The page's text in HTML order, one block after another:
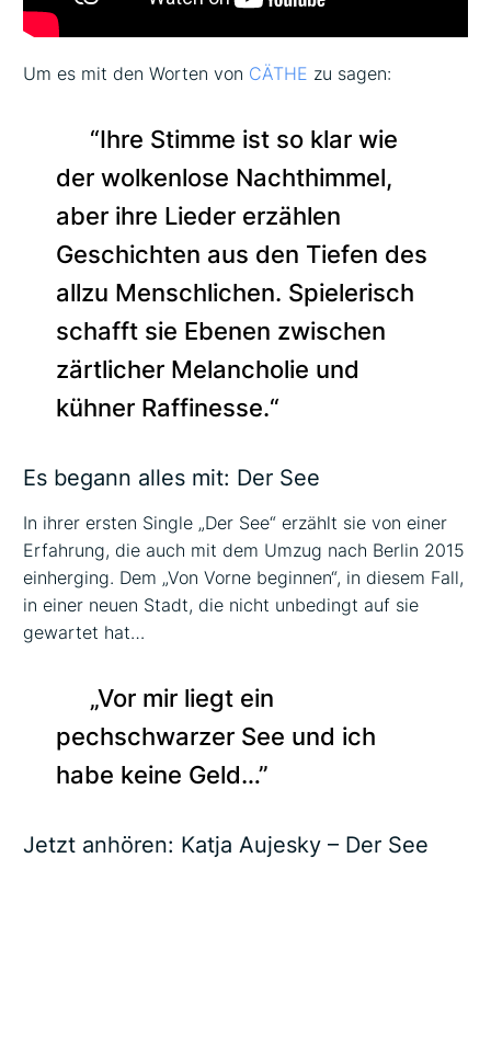
Um es mit den Worten von CÄTHE zu sagen:
“Ihre Stimme ist so klar wie
der wolkenlose Nachthimmel,
aber ihre Lieder erzählen
Geschichten aus den Tiefen des
allzu Menschlichen. Spielerisch
schafft sie Ebenen zwischen
zärtlicher Melancholie und
kühner Raffinesse.“
Es begann alles mit: Der See
In ihrer ersten Single „Der See“ erzählt sie von einer
Erfahrung, die auch mit dem Umzug nach Berlin 2015
einherging. Dem „Von Vorne beginnen“, in diesem Fall,
in einer neuen Stadt, die nicht unbedingt auf sie
gewartet hat…
„Vor mir liegt ein
pechschwarzer See und ich
habe keine Geld…’’
Jetzt anhören: Katja Aujesky – Der See